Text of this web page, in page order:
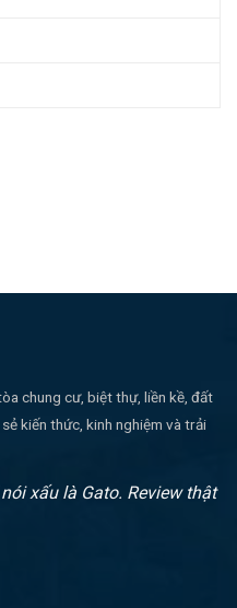
chung cư, biệt thự, liền kề, đất
kiến thức, kinh nghiệm và trải
xấu là Gato. Review thật